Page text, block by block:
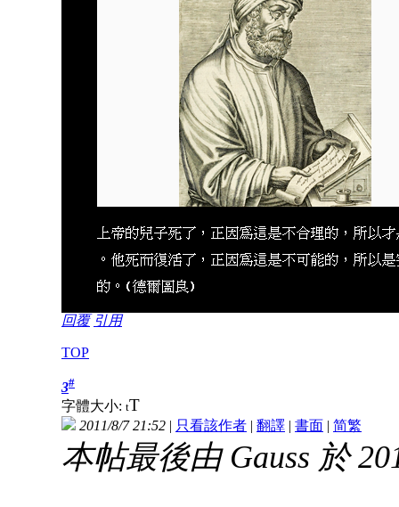
回覆 引用
TOP
3#
字體大小: tT
2011/8/7 21:52 | 只看該作者 | 翻譯 | 書面 | 简繁
本帖最後由 Gauss 於